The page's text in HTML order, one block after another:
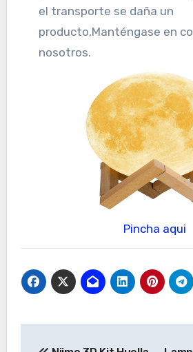
el transporte se daña un
producto,Manténgase en
nosotros.
Pincha aqui